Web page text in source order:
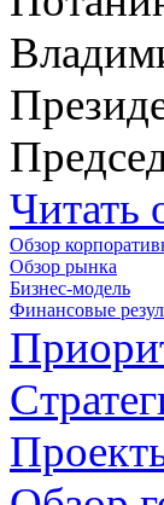
Читать
Обзор
Обзор рынка
Бизнес-модель
Финансовые